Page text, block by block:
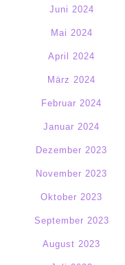
Juni 2024
Mai 2024
April 2024
März 2024
Februar 2024
Januar 2024
Dezember 2023
November 2023
Oktober 2023
September 2023
August 2023